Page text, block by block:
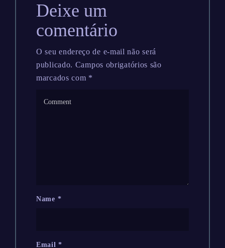
Deixe um
comentário
O seu endereço de e-mail não será
publicado. Campos obrigatórios são
marcados com *
Name *
Email*